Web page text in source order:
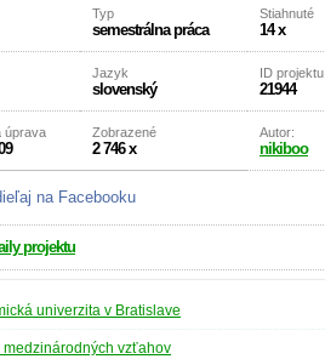
Typ
semestrálna práca
Stiahnuté
14 x
Jazyk
slovenský
ID projektu
21944
úprava Zobrazené
2 746 x
Autor:
nikiboo
na Facebooku
projektu
univerzita v Bratislave
medzinárodných vzťahov